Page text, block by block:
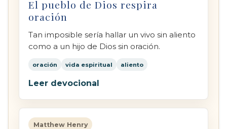
El pueblo de Dios respira
oración
Tan imposible sería hallar un vivo sin aliento
como a un hijo de Dios sin oración.
oración vida espiritual aliento
Leer devocional
Matthew Henry